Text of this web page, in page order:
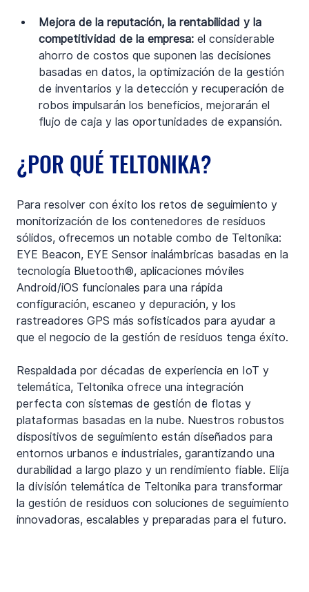
Mejora de la reputación, la rentabilidad y la
competitividad de la empresa: el considerable
ahorro de costos que suponen las decisiones
basadas en datos, la optimización de la gestión
de inventarios y la detección y recuperación de
robos impulsarán los beneficios, mejorarán el
flujo de caja y las oportunidades de expansión.
¿POR QUÉ TELTONIKA?
Para resolver con éxito los retos de seguimiento y
monitorización de los contenedores de residuos
sólidos, ofrecemos un notable combo de Teltonika:
EYE Beacon, EYE Sensor inalámbricas basadas en la
tecnología Bluetooth®, aplicaciones móviles
Android/iOS funcionales para una rápida
configuración, escaneo y depuración, y los
rastreadores GPS más sofisticados para ayudar a
que el negocio de la gestión de residuos tenga éxito.
Respaldada por décadas de experiencia en IoT y
telemática, Teltonika ofrece una integración
perfecta con sistemas de gestión de flotas y
plataformas basadas en la nube. Nuestros robustos
dispositivos de seguimiento están diseñados para
entornos urbanos e industriales, garantizando una
durabilidad a largo plazo y un rendimiento fiable. Elija
la división telemática de Teltonika para transformar
la gestión de residuos con soluciones de seguimiento
innovadoras, escalables y preparadas para el futuro.